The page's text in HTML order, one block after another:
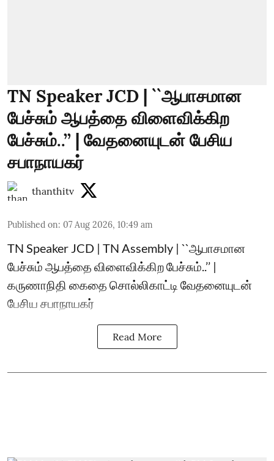
TN Speaker JCD | ``ஆபாசமான
பேச்சும் ஆபத்தை விளைவிக்கிற
பேச்சும்..’’ | வேதனையுடன் பேசிய
சபாநாயகர்
thanthitv
Published on: 07 Aug 2026, 10:49 am
TN Speaker JCD | TN Assembly | ``ஆபாசமான
பேச்சும் ஆபத்தை விளைவிக்கிற பேச்சும்..’’ |
கருணாநிதி கைதை சொல்லிகாட்டி வேதனையுடன்
பேசிய சபாநாயகர்
Read More